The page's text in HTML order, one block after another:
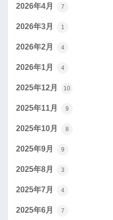
2026年4月 7
2026年3月 1
2026年2月 4
2026年1月 4
2025年12月 10
2025年11月 9
2025年10月 8
2025年9月 9
2025年8月 3
2025年7月 4
2025年6月 7